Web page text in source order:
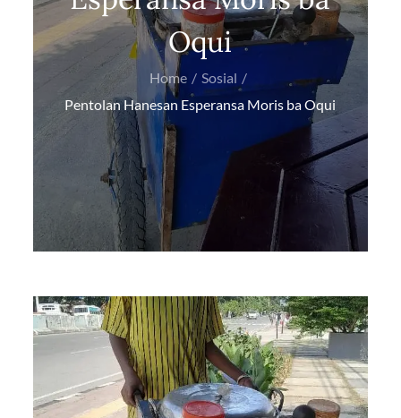
Oqui
Home
Sosial
Pentolan Hanesan Esperansa Moris ba Oqui